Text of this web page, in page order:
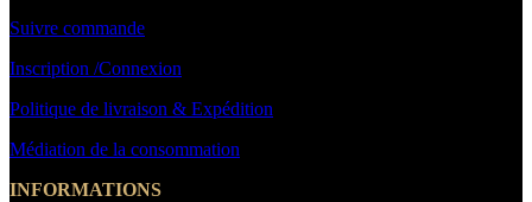
Suivre commande
Inscription /Connexion
Politique de livraison & Expédition
Médiation de la consommation
INFORMATIONS